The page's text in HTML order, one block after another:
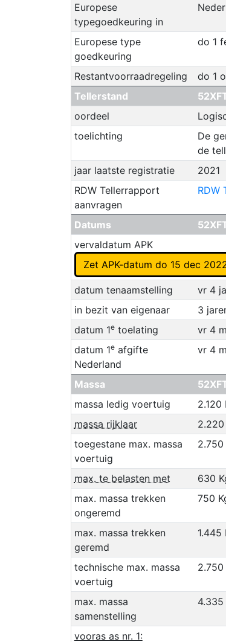
Europese
typegoedkeuring in
Europese type
goedkeuring
do 1
Restantvoorraadregeling
do 1
Tellerstand
oordeel
toelichting
De
de
jaar laatste registratie
2021
RDW Tellerrapport
aanvragen
RDW
Datums
vervaldatum APK
Zet APK-datum do 15 dec
datum tenaamstelling
vr 4
in bezit van eigenaar
3
datum 1etoelating
vr 4
datum 1eafgifte
Nederland
vr 4
Massa
massa ledig voertuig
2.120
massa rijklaar
2.220
toegestane max. massa
voertuig
2.750
max. te belasten met
630
max. massa trekken
ongeremd
750
max. massa trekken
geremd
1.445
technische max. massa
voertuig
2.750
max. massa
samenstelling
4.335
vooras as nr. 1: